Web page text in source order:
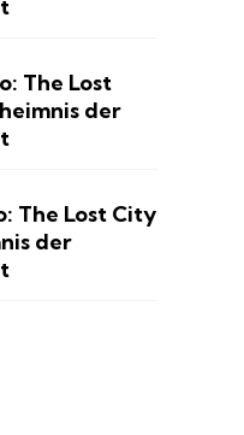
The Lost
der
The Lost City
der